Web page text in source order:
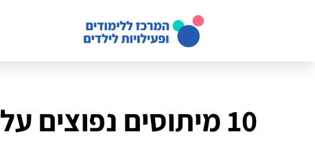
10 מיתוסים נפוצים על חוג מדעים חווייתי: האם הם נכונים?